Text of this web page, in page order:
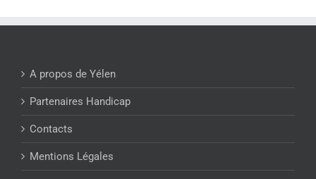
A propos de Yélen
Partenaires Handicap
Contacts
Mentions Légales